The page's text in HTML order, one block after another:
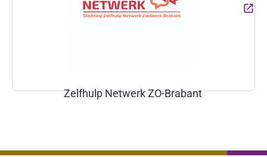
Zelfhulp Netwerk ZO-Brabant